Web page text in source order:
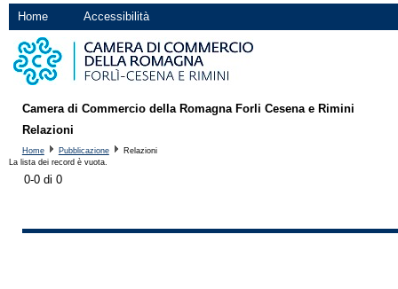
Home Accessibilità
Camera di Commercio della Romagna Forli Cesena e Rimini
Relazioni
Home Pubblicazione
Relazioni
La lista dei record è vuota.
0-0 di 0